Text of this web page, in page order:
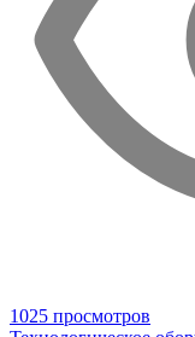
1025 просмотров